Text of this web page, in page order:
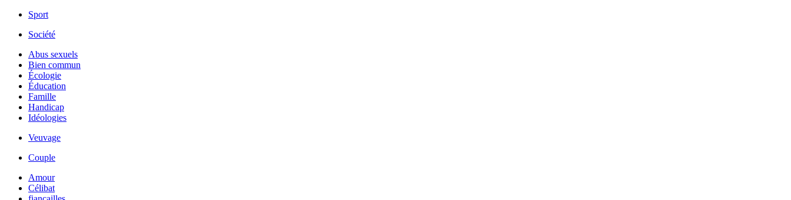
Sport
Société
Abus sexuels
Bien commun
Écologie
Éducation
Famille
Handicap
Idéologies
Veuvage
Couple
Amour
Célibat